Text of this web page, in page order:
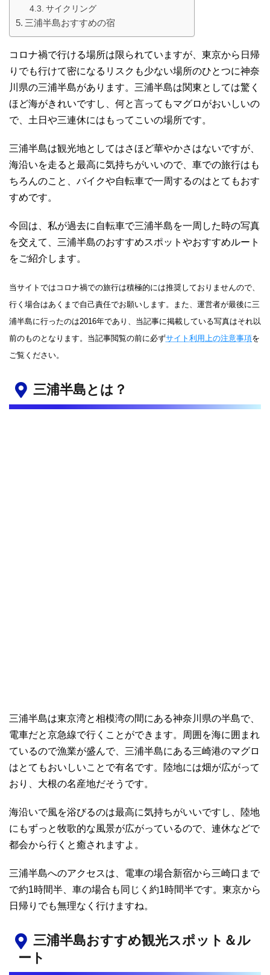
サイクリング
三浦半島おすすめの宿
コロナ禍で行ける場所は限られていますが、東京から日帰
りでも行けて密になるリスクも少ない場所のひとつに神奈
川県の三浦半島があります。三浦半島は関東としては驚く
ほど海がきれいですし、何と言ってもマグロがおいしいの
で、土日や三連休にはもってこいの場所です。
三浦半島は観光地としてはさほど華やかさはないですが、
海沿いを走ると最高に気持ちがいいので、車での旅行はも
ちろんのこと、バイクや自転車で一周するのはとてもおす
すめです。
今回は、私が過去に自転車で三浦半島を一周した時の写真
を交えて、三浦半島のおすすめスポットやおすすめルート
をご紹介します。
当サイトではコロナ禍での旅行は積極的には推奨しておりませんので、
行く場合はあくまで自己責任でお願いします。また、運営者が最後に三
浦半島に行ったのは2016年であり、当記事に掲載している写真はそれ以
前のものとなります。当記事閲覧の前に必ずサイト利用上の注意事項を
ご覧ください。
三浦半島とは？
三浦半島は東京湾と相模湾の間にある神奈川県の半島で、
電車だと京急線で行くことができます。周囲を海に囲まれ
ているので漁業が盛んで、三浦半島にある三崎港のマグロ
はとてもおいしいことで有名です。陸地には畑が広がって
おり、大根の名産地だそうです。
海沿いで風を浴びるのは最高に気持ちがいいですし、陸地
にもずっと牧歌的な風景が広がっているので、連休などで
都会から行くと癒されますよ。
三浦半島へのアクセスは、電車の場合新宿から三崎口まで
で約1時間半、車の場合も同じく約1時間半です。東京から
日帰りでも無理なく行けますね。
三浦半島おすすめ観光スポット＆ル
ート